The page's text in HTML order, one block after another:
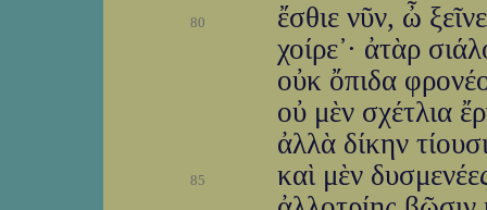
80
ἔσθιε νῦν, ὦ
χοίρε᾽· ἀτὰρ
οὐκ ὄπιδα
οὐ μὲν σχέτλια
ἀλλὰ δίκην
85
καὶ μὲν